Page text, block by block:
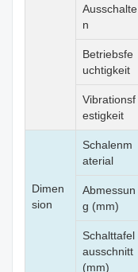
Ausschalte
n
Betriebsfe
uchtigkeit
Vibrationsf
estigkeit
Dimen
sion
Schalenm
aterial
Abmessun
g (mm)
Schalttafel
ausschnitt
(mm)